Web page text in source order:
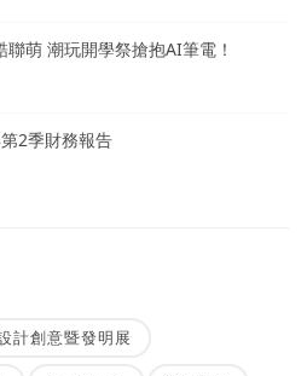
聯萌 潮玩開學祭搶抱AI筆電！
2季財務報告
計創意暨發明展